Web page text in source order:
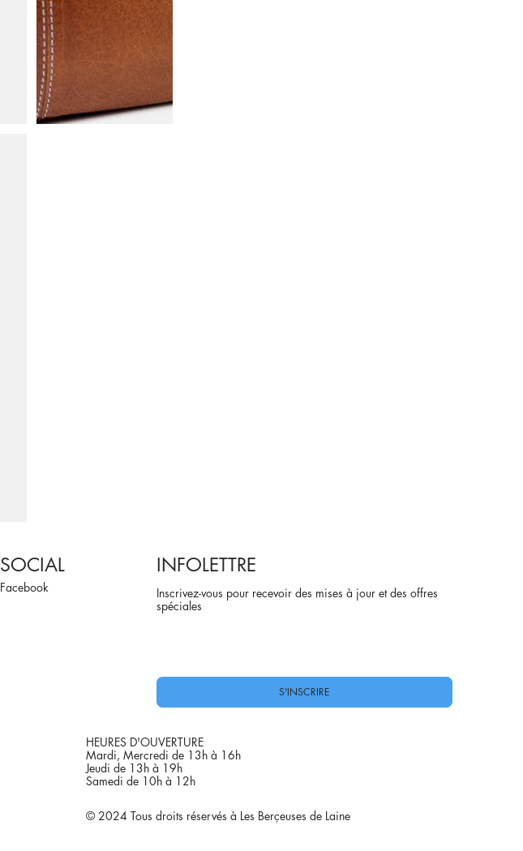
SOCIAL
Facebook
INFOLETTRE
Inscrivez-vous pour recevoir des mises à jour et des offres
spéciales
S'INSCRIRE
HEURES D'OUVERTURE
Mardi, Mercredi de 13h à 16h
Jeudi de 13h à 19h
Samedi de 10h à 12h
© 2024 Tous droits réservés à Les Berçeuses de Laine